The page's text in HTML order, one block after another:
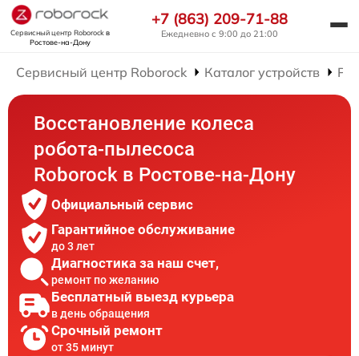
Сервисный центр Roborockв
Ростове-на-Дону
+7 (863) 209-71-88
Ежедневно с 9:00 до 21:00
Сервисный центр Roborock Каталог устройств
Восстановление колеса
робота-пылесоса
Roborock в Ростове-на-Дону
Официальный сервис
Гарантийное обслуживание
до 3 лет
Диагностика за наш счет,
ремонт по желанию
Бесплатный выезд курьера
в день обращения
Срочный ремонт
от 35 минут